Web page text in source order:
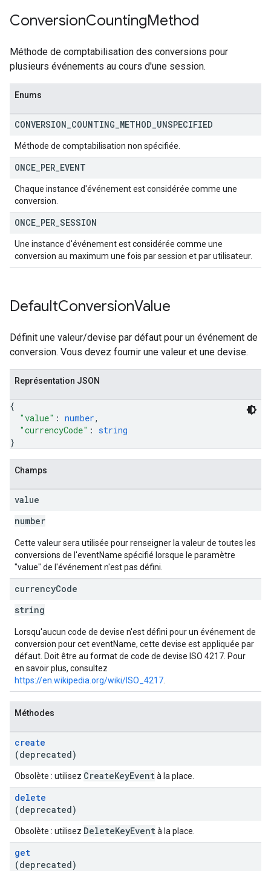
ConversionCountingMethod
Méthode de comptabilisation des conversions pour
plusieurs événements au cours d'une session.
Enums
CONVERSION COUNTING METHOD UNSPECIFIED
Méthode de comptabilisation non spécifiée.
ONCE PER EVENT
Chaque instance d'événement est considérée comme une
conversion.
ONCE PER SESSION
Une instance d'événement est considérée comme une
conversion au maximum une fois par session et par utilisateur.
DefaultConversionValue
Définit une valeur/devise par défaut pour un événement de
conversion. Vous devez fournir une valeur et une devise.
Représentation JSON
{
"value" : number,
"currencyCode" : string
}
Champs
value
number
Cette valeur sera utilisée pour renseigner la valeur de toutes les
conversions de l'eventName spécifié lorsque le paramètre
"value" de l'événement n'est pas défini.
currencyCode
string
Lorsqu'aucun code de devise n'est défini pour un événement de
conversion pour cet eventName, cette devise est appliquée par
défaut. Doit être au format de code de devise ISO 4217. Pour
en savoir plus, consultez
https://en.wikipedia.org/wiki/ISO_4217
Méthodes
create
(deprecated)
Obsolète : utilisez CreateKeyEventà la place.
delete
(deprecated)
Obsolète : utilisez DeleteKeyEventà la place.
get
(deprecated)